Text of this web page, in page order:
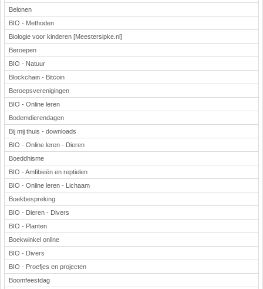
Belonen
BIO - Methoden
Biologie voor kinderen [Meestersipke.nl]
Beroepen
BIO - Natuur
Blockchain - Bitcoin
Beroepsverenigingen
BIO - Online leren
Bodemdierendagen
Bij mij thuis - downloads
BIO - Online leren - Dieren
Boeddhisme
BIO - Amfibieën en reptielen
BIO - Online leren - Lichaam
Boekbespreking
BIO - Dieren - Divers
BIO - Planten
Boekwinkel online
BIO - Divers
BIO - Proefjes en projecten
Boomfeestdag